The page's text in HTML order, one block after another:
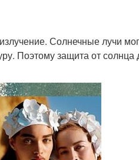
Солнечные лучи
Поэтому защита от